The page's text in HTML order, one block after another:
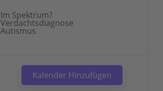
Im Spektrum?
Verdachtsdiagnose
Autismus
Kalender Hinzufügen